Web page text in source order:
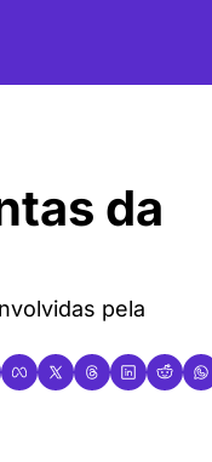
da
pela